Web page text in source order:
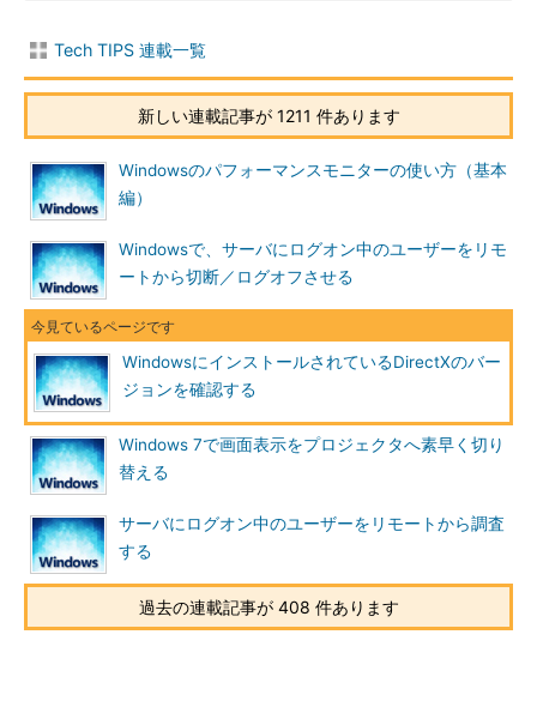
Windows XP SP2のDirectX診断ツールの画面
Windows XP SP2で標準のDirectX 9.0cがインス
（1）ここを見ると、DirectXのバージョンが分
かる。
Windows XP SP2のDirectX診断ツールの［Direc
tXファイル］タブ画面
Windows XP SP2のDirectX診断ツールには、［Di
rectXファイル］タブがあり、DirectXを構成する
ファイルのバージョンが一覧表示されている。構
Tech TIPS 連載一覧
新しい連載記事が 1211 件あります
Windowsのパフォーマンスモニターの使い方（基本
編）
Windowsで、サーバにログオン中のユーザーをリモ
ートから切断／ログオフさせる
WindowsにインストールされているDirectXのバー
ジョンを確認する
Windows 7で画面表示をプロジェクタへ素早く切り
替える
サーバにログオン中のユーザーをリモートから調査
する
過去の連載記事が 408 件あります